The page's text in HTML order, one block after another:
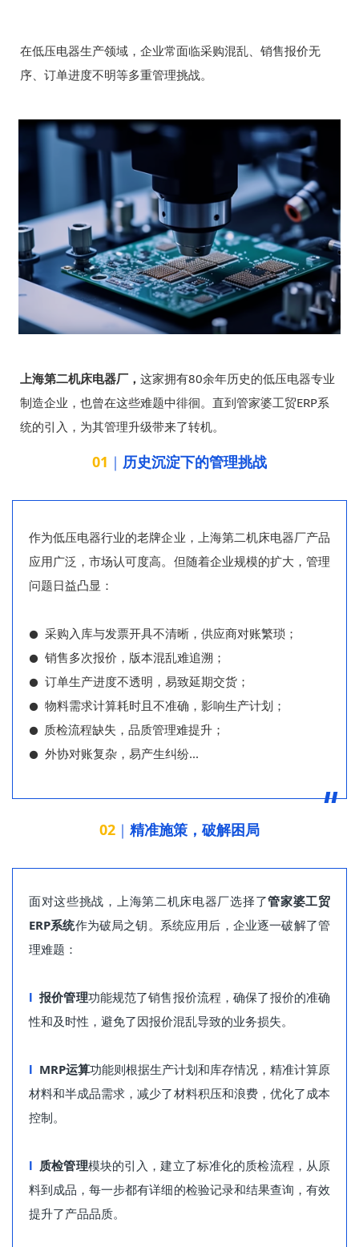
在低压电器生产领域，企业常面临采购混乱、销售报价无
序、订单进度不明等多重管理挑战。
上海第二机床电器厂， 这家拥有80余年历史的低压电器专业
制造企业，也曾在这些难题中徘徊。直到管家婆工贸ERP系
统的引入，为其管理升级带来了转机。
01 ｜ 历史沉淀下的管理挑战
作为低压电器行业的老牌企业，上海第二机床电器厂产品
应用广泛，市场认可度高。但随着企业规模的扩大，管理
问题日益凸显：
⚫ 采购入库与发票开具不清晰，供应商对账繁琐；
⚫ 销售多次报价，版本混乱难追溯；
⚫ 订单生产进度不透明，易致延期交货；
⚫ 物料需求计算耗时且不准确，影响生产计划；
⚫ 质检流程缺失，品质管理难提升；
⚫ 外协对账复杂，易产生纠纷...
02 ｜ 精准施策，破解困局
面对这些挑战，上海第二机床电器厂选择了管家婆工贸
ERP系统作为破局之钥。系统应用后，企业逐一破解了管
理难题：
l报价管理功能规范了销售报价流程，确保了报价的准确
性和及时性，避免了因报价混乱导致的业务损失。
l MRP运算功能则根据生产计划和库存情况，精准计算原
材料和半成品需求，减少了材料积压和浪费，优化了成本
控制。
l 质检管理模块的引入，建立了标准化的质检流程，从原
料到成品，每一步都有详细的检验记录和结果查询，有效
提升了产品品质。